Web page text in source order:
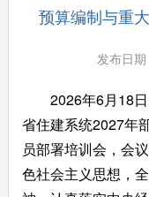
预算编制与重
发布日
2026年6月18日
省住建系统2027年
员部署培训会，会
色社会主义思想，